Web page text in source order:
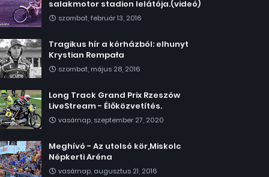
salakmotor stadion lelátója.(videó)
szombat, február 13, 2016
Tragikus hír a kórházból: elhunyt
Krystian Rempała
szombat, május 28, 2016
Long Track Grand Prix Rzeszów
LiveStream - Élőközvetítés.
vasárnap, szeptember 27, 2020
Meghívó - Az utolsó kör,Miskolc
Népkerti Aréna
vasárnap, augusztus 21, 2016